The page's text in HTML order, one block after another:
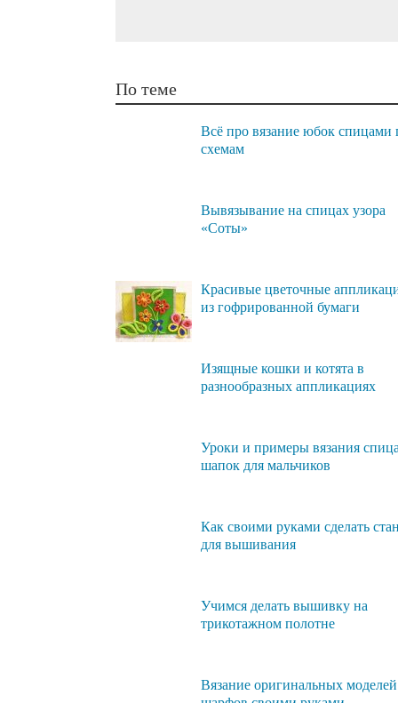
По теме
Всё про вязание юбок спицами
схемам
Вывязывание на спицах узора
«Соты»
Красивые цветочные
из гофрированной бумаги
Изящные кошки и котята в
разнообразных аппликациях
Уроки и примеры вязания
шапок для мальчиков
Как своими руками сделать
для вышивания
Учимся делать вышивку на
трикотажном полотне
Вязание оригинальных моделей